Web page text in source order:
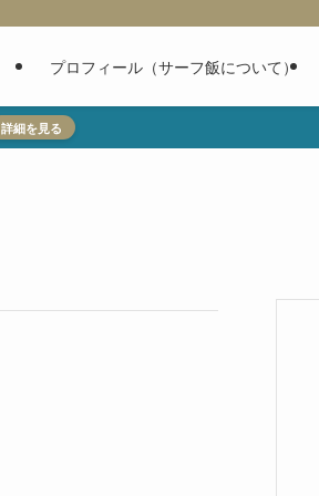
プロフィール（サーフ飯について）
詳細を見る